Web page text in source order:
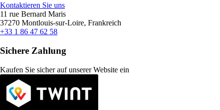
Kontaktieren Sie uns
11 rue Bernard Maris
37270 Montlouis-sur-Loire, Frankreich
+33 1 86 47 62 58
Sichere Zahlung
Kaufen Sie sicher auf unserer Website ein